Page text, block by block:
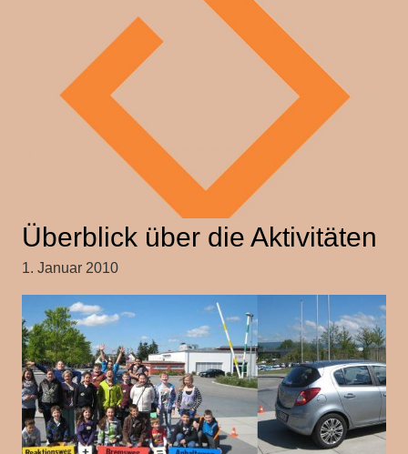
Überblick über die Aktivitäten
1. Januar 2010